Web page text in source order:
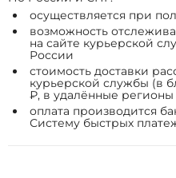
осуществляется при
возможность
на сайте курьерской
России
стоимость доставки
курьерской службы (в
₽, в удалённые регионы
оплата производится
Систему быстрых